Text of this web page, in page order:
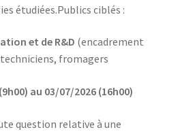
étudiées.Publics ciblés :
et de R&D (encadrement
fromagers
au 03/07/2026 (16h00)
question relative à une